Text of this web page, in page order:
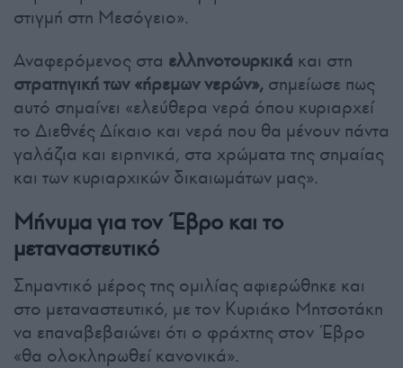
στιγμή στη Μεσόγειο».
Αναφερόμενος στα ελληνοτουρκικά και στη
στρατηγική των «ήρεμων νερών», σημείωσε πως
αυτό σημαίνει «ελεύθερα νερά όπου κυριαρχεί
το Διεθνές Δίκαιο και νερά που θα μένουν πάντα
γαλάζια και ειρηνικά, στα χρώματα της σημαίας
και των κυριαρχικών δικαιωμάτων μας».
Μήνυμα για τον Έβρο και το
μεταναστευτικό
Σημαντικό μέρος της ομιλίας αφιερώθηκε και
στο μεταναστευτικό, με τον Κυριάκο Μητσοτάκη
να επαναβεβαιώνει ότι ο φράχτης στον Έβρο
«θα ολοκληρωθεί κανονικά».